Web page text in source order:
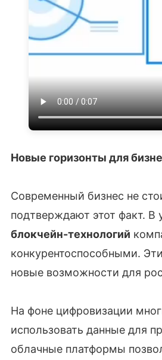
Новые горизонты для
Современный бизнес не
подтверждают этот факт. В
блокчейн-технологий
конкурентоспособными.
новые возможности для
На фоне цифровизации
использовать данные для
облачные платформы